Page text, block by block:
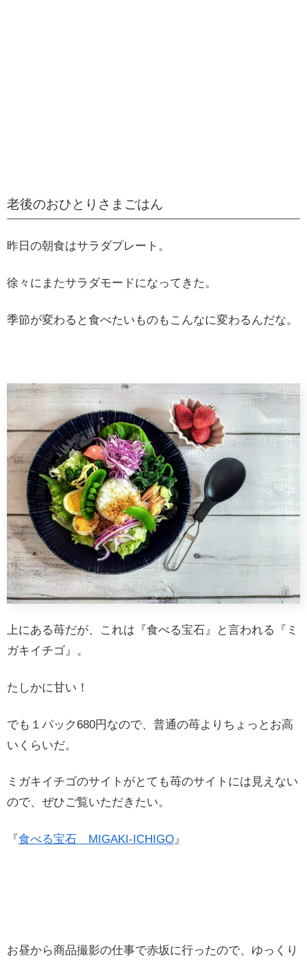
老後のおひとりさまごはん
昨日の朝食はサラダプレート。
徐々にまたサラダモードになってきた。
季節が変わると食べたいものもこんなに変わるんだな。
上にある苺だが、これは『食べる宝石』と言われる『ミ
ガキイチゴ』。
たしかに甘い！
でも１パック680円なので、普通の苺よりちょっとお高
いくらいだ。
ミガキイチゴのサイトがとても苺のサイトには見えない
ので、ぜひご覧いただきたい。
『 食べる宝石 MIGAKI-ICHIGO』
お昼から商品撮影の仕事で赤坂に行ったので、ゆっくり